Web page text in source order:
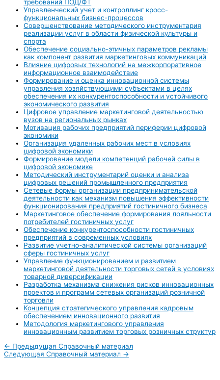
требований ПОД/ФТ
Управленческий учет и контроллинг кросс-
функциональных бизнес-процессов
Совершенствование методического инструментария
реализации услуг в области физической культуры и
спорта
Обеспечение социально-этичных параметров рекламы
как компонент развития маркетинговых коммуникаций
Влияние цифровых технологий на межкорпоративное
информационное взаимодействие
Формирование и оценка инновационной системы
управления хозяйствующими субъектами в целях
обеспечения их конкурентоспособности и устойчивого
экономического развития
Цифровое управление маркетинговой деятельностью
вузов на региональных рынках
Мотивация рабочих предприятий периферии цифровой
экономики
Организация удаленных рабочих мест в условиях
цифровой экономики
Формирование модели компетенций рабочей силы в
цифровой экономике
Методический инструментарий оценки и анализа
цифровых решений промышленного предприятия
Сетевые формы организации предпринимательской
деятельности как механизм повышения эффективности
функционирования предприятий гостиничного бизнеса
Маркетинговое обеспечение формирования лояльности
потребителей гостиничных услуг
Обеспечение конкурентоспособности гостиничных
предприятий в современных условиях
Развитие учетно-аналитической системы организаций
сферы гостиничных услуг
Управление функционированием и развитием
маркетинговой деятельности торговых сетей в условиях
товарной диверсификации
Разработка механизма снижения рисков инновационных
проектов и программ сетевых организаций розничной
торговли
Концепция стратегического управления кадровым
обеспечением инновационного развития
Методология маркетингового управления
инновационным развитием торговых розничных структур
← Предыдущая Справочный материал
Следующая Справочный материал →